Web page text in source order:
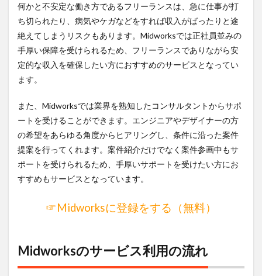
何かと不安定な働き方であるフリーランスは、急に仕事が打
ち切られたり、病気やケガなどをすれば収入がばったりと途
絶えてしまうリスクもあります。Midworksでは正社員並みの
手厚い保障を受けられるため、フリーランスでありながら安
定的な収入を確保したい方におすすめのサービスとなってい
ます。
また、Midworksでは業界を熟知したコンサルタントからサポ
ートを受けることができます。エンジニアやデザイナーの方
の希望をあらゆる角度からヒアリングし、条件に沿った案件
提案を行ってくれます。案件紹介だけでなく案件参画中もサ
ポートを受けられるため、手厚いサポートを受けたい方にお
すすめもサービスとなっています。
☞Midworksに登録をする（無料）
Midworksのサービス利用の流れ